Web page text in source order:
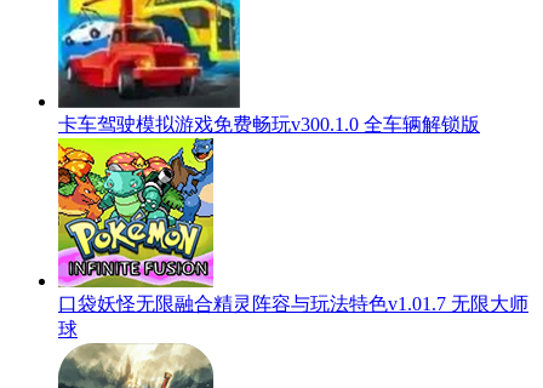
卡车驾驶模拟游戏免费畅玩v300.1.0 全车辆解锁版
口袋妖怪无限融合精灵阵容与玩法特色v1.01.7 无限大师
球